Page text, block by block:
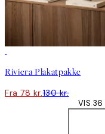
Riviera Plakatpakke
Fra 78 kr.130 kr.
VIS 36